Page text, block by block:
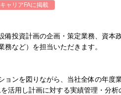
ャリアFAに掲載
備投資計画の企画・策定業務、資本
など）を担当いただきます。
ョンを図りながら、当社全体の年度
活用し計画に対する実績管理・分